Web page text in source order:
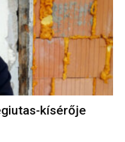
kísérője